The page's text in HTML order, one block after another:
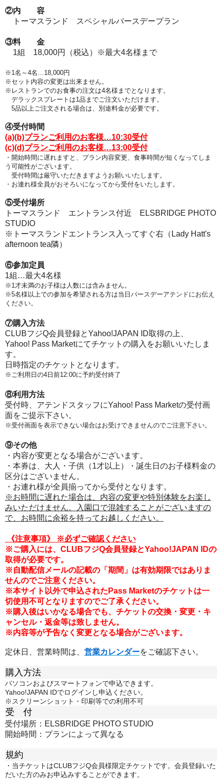
②内 容
トーマスランド スペシャルバースデープラン
③料 金
1組 18,000円（税込）※最大4名様まで
※1名～4名…18,000円
※セット内容の変更は出来ません。
※レストランでのお食事の注文は4名様までとなります。
デラックスプレートは1品までご注文いただけます。
5品以上ご注文される場合は、別途料金が必要です。
④受付時間
(a)(b)プランご利用のお客様…10:30受付
(c)(d)プランご利用のお客様…13:00受付
・開始時間に遅れますと、プラン内容変更、食事時間が短くなってしま
う可能性がございます。
受付時間は厳守いただきますようお願いいたします。
・お連れ様全員がおそろいになってから受付をいたします。
⑤受付場所
トーマスランド エントランス付近 ELSBRIDGE PHOTO
STUDIO
※トーマスランドエントランス入ってすぐ右（Lady Hatt's
afternoon tea隣）
⑥参加定員
1組…最大4名様
※1才未満のお子様は人数には含みません。
※5名様以上での参加を希望される方は当日バースデーアテンドにお伝え
ください。
⑦購入方法
CLUBフジQ会員登録とYahoo!JAPAN ID取得の上、
Yahoo! Pass Marketにてチケットの購入をお願いいたしま
す。
日時指定のチケットとなります。
※ご利用日の4日前12:00に予約受付終了
⑧利用方法
受付時、アテンドスタッフにYahoo! Pass Marketの受付画
面をご提示下さい。
※受付画面を表示できない場合はお受けできませんのでご注意下さい。
⑨その他
・内容が変更となる場合がございます。
・本券は、大人・子供（1才以上）・誕生日のお子様料金の
区分はございません。
・お連れ様が全員揃ってから受付となります。
※お時間に遅れた場合は、内容の変更や特別体験をお楽し
みいただけません。入園口で混雑することがございますの
で、お時間に余裕を持ってお越しください。
《注意事項》
※必ずご確認ください
※ご購入には、CLUBフジQ会員登録とYahoo!JAPAN IDの
取得が必要です。
※自動配信メールの記載の「期間」は有効期限ではありま
せんのでご注意ください。
※本サイト以外で申込されたPass Marketのチケットは一
切使用不可となりますのでご了承ください。
※購入後はいかなる場合でも、チケットの交換・変更・キ
ャンセル・返金等は致しません。
※内容等が予告なく変更となる場合がございます。
定休日、営業時間は、 営業カレンダーをご確認下さい。
購入方法
パソコンおよびスマートフォンで申込できます。
Yahoo!JAPAN IDでログインし申込ください。
※スクリーンショット・印刷等での利用不可
受 付
受付場所：ELSBRIDGE PHOTO STUDIO
開始時間：プランによって異なる
規約
・当チケットはCLUBフジQ会員様限定チケットです。会員登録いた
だいた方のみお申込みすることができます。